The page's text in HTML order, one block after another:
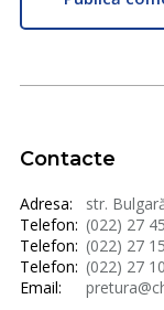
Contacte
Adresa:
str.
Telefon: (022) 27
Telefon: (022) 27
Telefon: (022) 27
Email: